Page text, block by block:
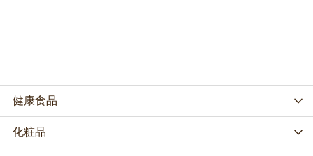
健康食品
化粧品